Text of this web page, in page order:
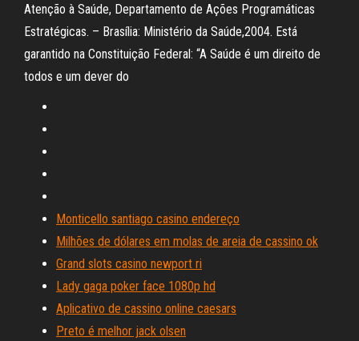
Atenção à Saúde, Departamento de Ações Programáticas
Estratégicas. – Brasília: Ministério da Saúde,2004. Está
garantido na Constituição Federal: “A Saúde é um direito de
todos e um dever do
Monticello santiago casino endereço
Milhões de dólares em molas de areia de cassino ok
Grand slots casino newport ri
Lady gaga poker face 1080p hd
Aplicativo de cassino online caesars
Preto é melhor jack olsen